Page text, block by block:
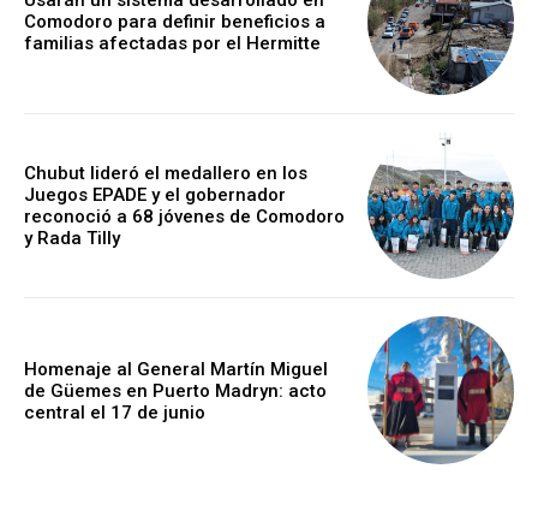
Comodoro para definir beneficios a
familias afectadas por el Hermitte
Chubut lideró el medallero en los
Juegos EPADE y el gobernador
reconoció a 68 jóvenes de Comodoro
y Rada Tilly
Homenaje al General Martín Miguel
de Güemes en Puerto Madryn: acto
central el 17 de junio